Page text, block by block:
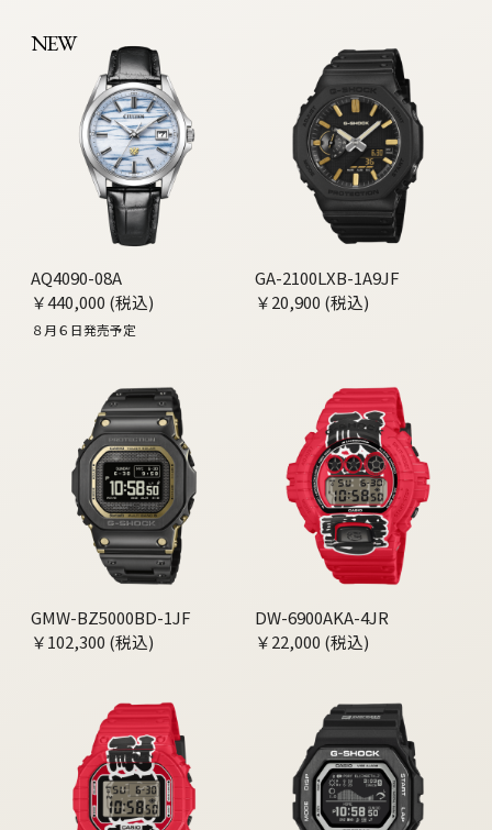
NEW
AQ4090-08A
￥440,000 (税込)
８月６日発売予定
GA-2100LXB-1A9JF
￥20,900 (税込)
GMW-BZ5000BD-1JF
￥102,300 (税込)
DW-6900AKA-4JR
￥22,000 (税込)